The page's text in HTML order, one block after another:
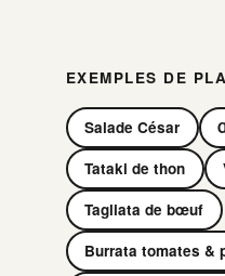
EXEMPLES DE
Salade César
Tataki de thon
Tagliata de bœuf
Burrata tomates &